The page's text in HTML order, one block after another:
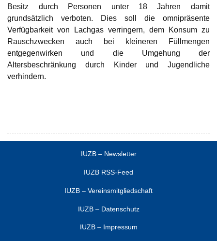
Besitz durch Personen unter 18 Jahren damit
grundsätzlich verboten. Dies soll die omnipräsente
Verfügbarkeit von Lachgas verringern, dem Konsum zu
Rauschzwecken auch bei kleineren Füllmengen
entgegenwirken und die Umgehung der
Altersbeschränkung durch Kinder und Jugendliche
verhindern.
IUZB – Newsletter
IUZB RSS-Feed
IUZB – Vereinsmitgliedschaft
IUZB – Datenschutz
IUZB – Impressum